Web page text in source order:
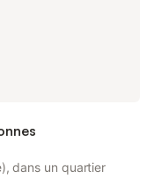
dans un quartier